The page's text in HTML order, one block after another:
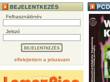
Felhasználónév
Jelszó
elfelejtettem a jelszavam